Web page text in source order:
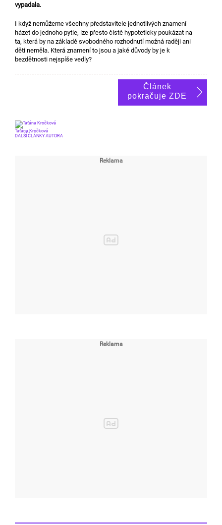
vypadala.
I když nemůžeme všechny představitele jednotlivých znamení
házet do jednoho pytle, lze přesto čistě hypoteticky poukázat na
ta, která by na základě svobodného rozhodnutí možná raději ani
děti neměla. Která znamení to jsou a jaké důvody by je k
bezdětnosti nejspíše vedly?
Článek
pokračuje ZDE
Taťána Kročková
DALŠÍ ČLÁNKY AUTORA